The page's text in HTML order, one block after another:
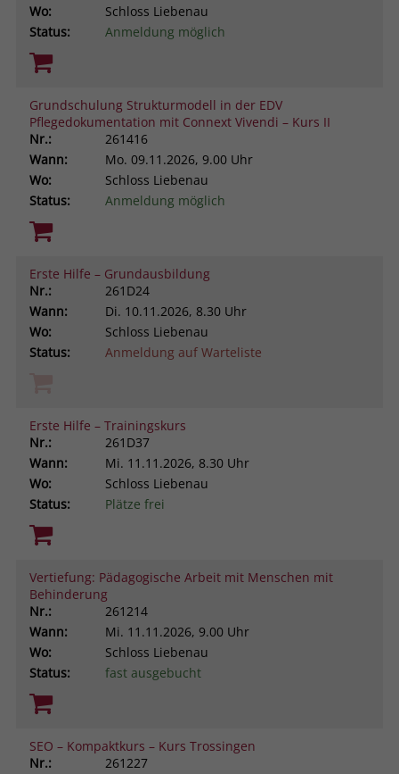
Wo:
Schloss Liebenau
Status:
Anmeldung möglich
Grundschulung Strukturmodell in der EDV
Pflegedokumentation mit Connext Vivendi – Kurs II
Nr.:
261416
Wann:
Mo. 09.11.2026, 9.00 Uhr
Wo:
Schloss Liebenau
Status:
Anmeldung möglich
Erste Hilfe – Grundausbildung
Nr.:
261D24
Wann:
Di. 10.11.2026, 8.30 Uhr
Wo:
Schloss Liebenau
Status:
Anmeldung auf Warteliste
Erste Hilfe – Trainingskurs
Nr.:
261D37
Wann:
Mi. 11.11.2026, 8.30 Uhr
Wo:
Schloss Liebenau
Status:
Plätze frei
Vertiefung: Pädagogische Arbeit mit Menschen mit
Behinderung
Nr.:
261214
Wann:
Mi. 11.11.2026, 9.00 Uhr
Wo:
Schloss Liebenau
Status:
fast ausgebucht
SEO – Kompaktkurs – Kurs Trossingen
Nr.:
261227